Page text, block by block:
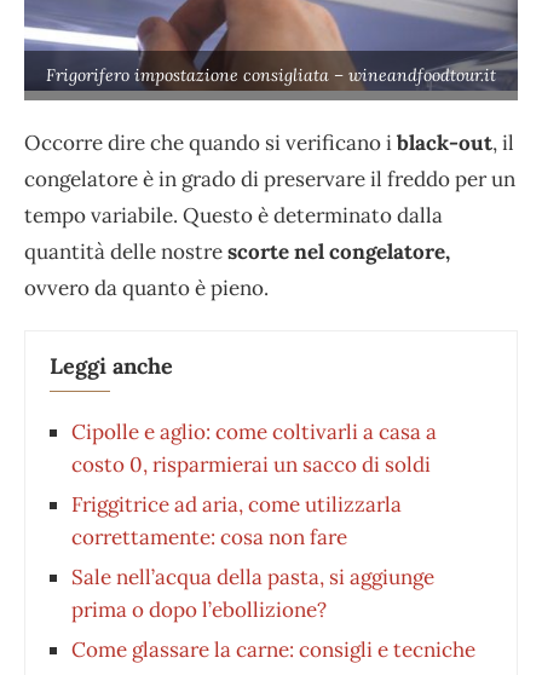
Frigorifero impostazione consigliata – wineandfoodtour.it
Occorre dire che quando si verificano iblack-out, il
congelatore è in grado di preservare il freddo per un
tempo variabile. Questo è determinato dalla
quantità delle nostrescorte nel congelatore,
ovvero da quanto è pieno.
Leggi anche
Cipolle e aglio: come coltivarli a casa a
costo 0, risparmierai un sacco di soldi
Friggitrice ad aria, come utilizzarla
correttamente: cosa non fare
Sale nell’acqua della pasta, si aggiunge
prima o dopo l’ebollizione?
Come glassare la carne: consigli e tecniche